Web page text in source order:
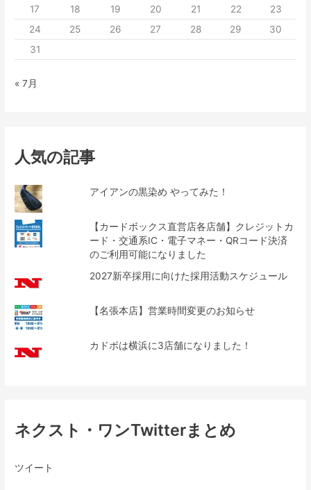
17
18 19 20 21 22
23
24
25 26 27 28 29
30
31
« 7月
人気の記事
アイアンの黒染め やってみた！
【カードボックス直営店各店舗】クレジットカ
ード・交通系IC・電子マネー・QRコード決済
のご利用可能になりました
2027新卒採用に向けた採用活動スケジュール
【名張本店】営業時間変更のお知らせ
カドボは横浜に3店舗になりました！
ネクスト・ワンTwitterまとめ
ツイート